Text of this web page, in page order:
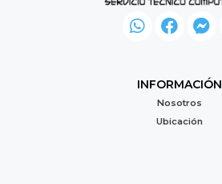
INFORMACIÓN
Nosotros
Ubicación